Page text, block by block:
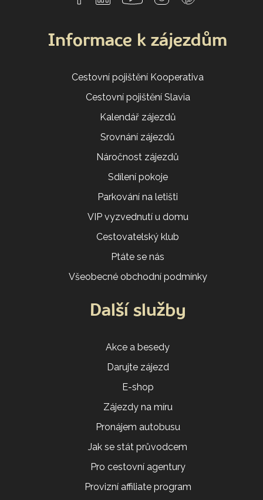
Informace k zájezdům
Cestovní pojištění Kooperativa
Cestovní pojištění Slavia
Kalendář zájezdů
Srovnání zájezdů
Náročnost zájezdů
Sdílení pokoje
Parkování na letišti
VIP vyzvednutí u domu
Cestovatelský klub
Ptáte se nás
Všeobecné obchodní podmínky
Další služby
Akce a besedy
Darujte zájezd
E-shop
Zájezdy na míru
Pronájem autobusu
Jak se stát průvodcem
Pro cestovní agentury
Provizní affiliate program